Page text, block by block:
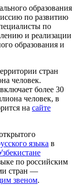
образования
по развитию
по
и реализации
образования и
стран
человек.
более 30
человек, в
на сайте
языка в
по российским
стран —
звеном.